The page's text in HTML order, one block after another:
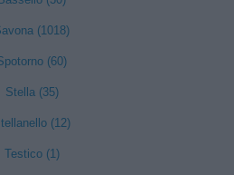
(1018)
(60)
Stella (35)
(12)
Testico (1)